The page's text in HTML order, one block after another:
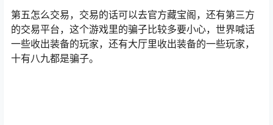
第五怎么交易，交易的话可以去官方藏宝阁，还有第三方
的交易平台，这个游戏里的骗子比较多要小心，世界喊话
一些收出装备的玩家，还有大厅里收出装备的一些玩家，
十有八九都是骗子。